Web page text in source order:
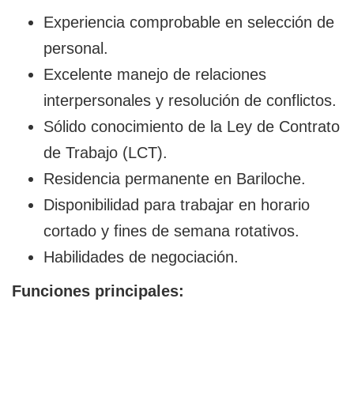
Experiencia comprobable en selección de
personal.
Excelente manejo de relaciones
interpersonales y resolución de conflictos.
Sólido conocimiento de la Ley de Contrato
de Trabajo (LCT).
Residencia permanente en Bariloche.
Disponibilidad para trabajar en horario
cortado y fines de semana rotativos.
Habilidades de negociación.
Funciones principales: